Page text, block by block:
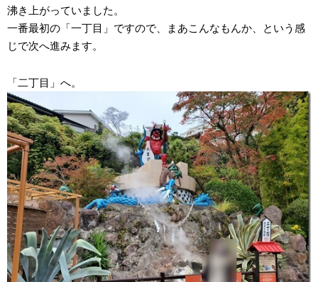
沸き上がっていました。
一番最初の「一丁目」ですので、まあこんなもんか、という感
じで次へ進みます。
「二丁目」へ。